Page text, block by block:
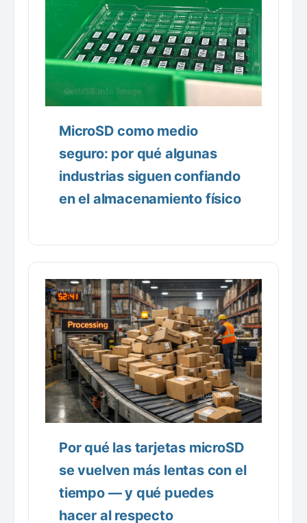
MicroSD como medio
seguro: por qué algunas
industrias siguen confiando
en el almacenamiento físico
Por qué las tarjetas microSD
se vuelven más lentas con el
tiempo — y qué puedes
hacer al respecto